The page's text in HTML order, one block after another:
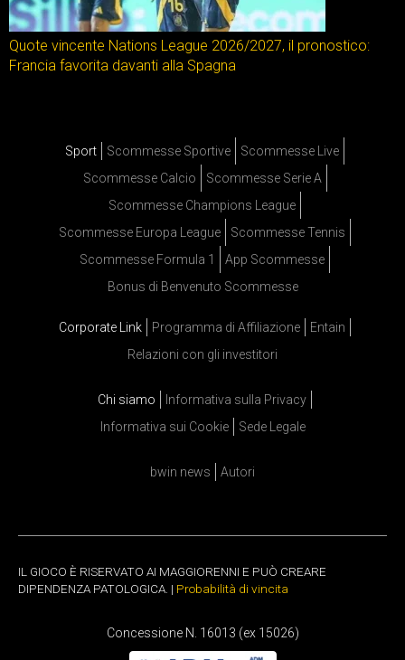
Quote vincente Nations League 2026/2027, il pronostico:
Francia favorita davanti alla Spagna
Sport Scommesse Sportive
Scommesse Live
Scommesse Calcio
Scommesse Serie A
Scommesse Champions League
Scommesse Europa League
Scommesse Tennis
Scommesse Formula 1
App Scommesse
Bonus di Benvenuto Scommesse
Corporate Link Programma di Affiliazione
Entain
Relazioni con gli investitori
Chi siamo
Informativa sulla Privacy
Informativa sui Cookie
Sede Legale
bwin news Autori
IL GIOCO È RISERVATO AI MAGGIORENNI E PUÒ CREARE
DIPENDENZA PATOLOGICA. | Probabilità di vincita
Concessione N. 16013 (ex 15026)